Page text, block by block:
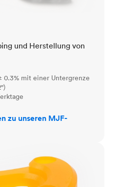
und Herstellung von
0.3% mit einer Untergrenze
zu unseren MJF-